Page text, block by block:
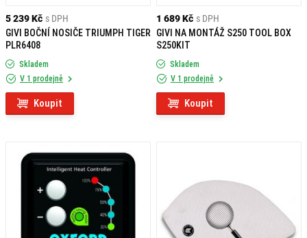
5 239 Kč s DPH
GIVI BOČNÍ NOSIČE TRIUMPH TIGER
PLR6408
Skladem
V 1 prodejně
Koupit
1 689 Kč s DPH
GIVI NA MONTÁŽ S250 TOOL BOX
S250KIT
Skladem
V 1 prodejně
Koupit